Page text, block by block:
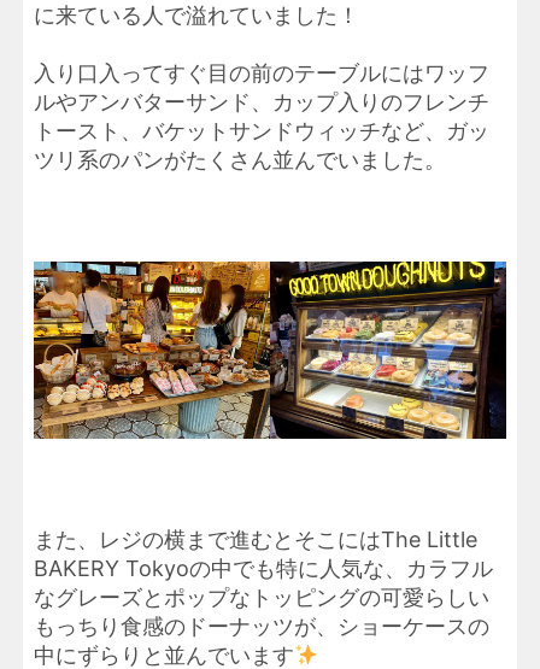
に来ている人で溢れていました！
入り口入ってすぐ目の前のテーブルにはワッフ
ルやアンバターサンド、カップ入りのフレンチ
トースト、バケットサンドウィッチなど、ガッ
ツリ系のパンがたくさん並んでいました。
また、レジの横まで進むとそこにはThe Little
BAKERY Tokyoの中でも特に人気な、カラフル
なグレーズとポップなトッピングの可愛らしい
もっちり食感のドーナッツが、ショーケースの
中にずらりと並んでいます